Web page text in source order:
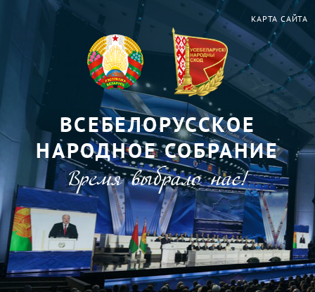
КАРТА САЙТА
ВСЕБЕЛОРУССКОЕ
НАРОДНОЕ СОБРАНИЕ
Время выбрало нас!